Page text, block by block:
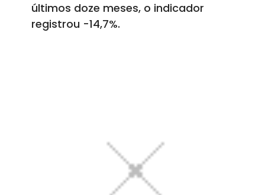
últimos doze meses, o indicador
registrou -14,7%.